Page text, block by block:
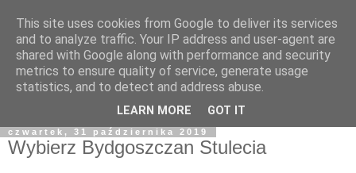
czwartek, 31 października 2019
Wybierz Bydgoszczan Stulecia
This site uses cookies from Google to deliver its services
and to analyze traffic. Your IP address and user-agent are
shared with Google along with performance and security
metrics to ensure quality of service, generate usage
statistics, and to detect and address abuse.
LEARN MORE GOT IT